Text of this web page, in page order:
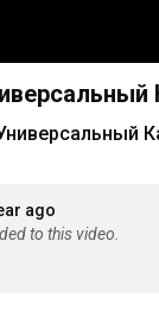
ago
to this video.